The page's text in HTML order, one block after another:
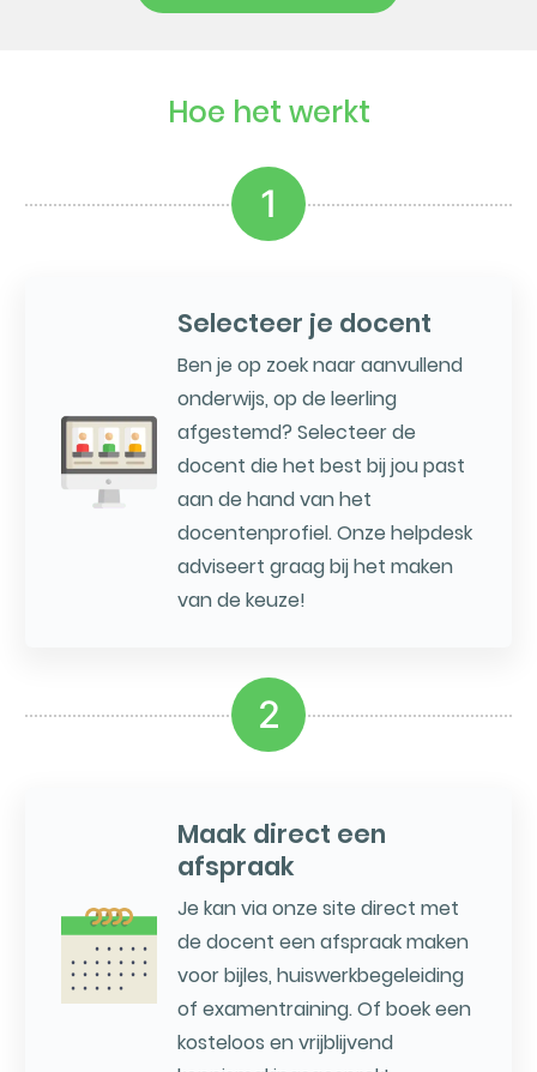
Hoe het werkt
1
Selecteer je docent
Ben je op zoek naar aanvullend
onderwijs, op de leerling
afgestemd? Selecteer de
docent die het best bij jou past
aan de hand van het
docentenprofiel. Onze helpdesk
adviseert graag bij het maken
van de keuze!
2
Maak direct een
afspraak
Je kan via onze site direct met
de docent een afspraak maken
voor bijles, huiswerkbegeleiding
of examentraining. Of boek een
kosteloos en vrijblijvend